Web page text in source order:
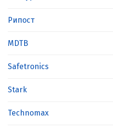
Рипост
MDTB
Safetronics
Stark
Technomax